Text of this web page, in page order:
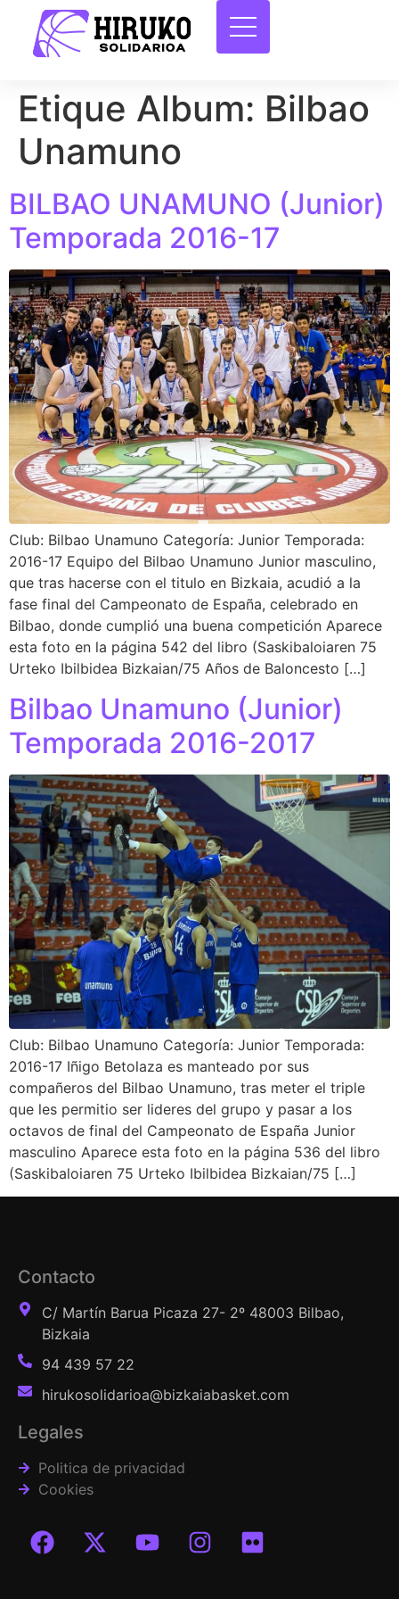
Etique Album: Bilbao
Unamuno
BILBAO UNAMUNO (Junior)
Temporada 2016-17
Club: Bilbao Unamuno Categoría: Junior Temporada:
2016-17 Equipo del Bilbao Unamuno Junior masculino,
que tras hacerse con el titulo en Bizkaia, acudió a la
fase final del Campeonato de España, celebrado en
Bilbao, donde cumplió una buena competición Aparece
esta foto en la página 542 del libro (Saskibaloiaren 75
Urteko Ibilbidea Bizkaian/75 Años de Baloncesto […]
Bilbao Unamuno (Junior)
Temporada 2016-2017
Club: Bilbao Unamuno Categoría: Junior Temporada:
2016-17 Iñigo Betolaza es manteado por sus
compañeros del Bilbao Unamuno, tras meter el triple
que les permitio ser lideres del grupo y pasar a los
octavos de final del Campeonato de España Junior
masculino Aparece esta foto en la página 536 del libro
(Saskibaloiaren 75 Urteko Ibilbidea Bizkaian/75 […]
Contacto
C/ Martín Barua Picaza 27- 2º 48003 Bilbao,
Bizkaia
94 439 57 22
hirukosolidarioa@bizkaiabasket.com
Legales
Politica de privacidad
Cookies